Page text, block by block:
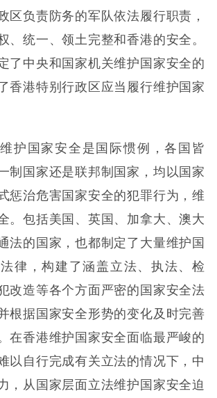
区负责防务的军队依法履行职责，
、统一、领土完整和香港的安全。
了中央和国家机关维护国家安全的
香港特别行政区应当履行维护国家
国家安全是国际惯例，各国皆
制国家还是联邦制国家，均以国家
惩治危害国家安全的犯罪行为，维
。包括美国、英国、加拿大、澳大
法的国家，也都制定了大量维护国
律，构建了涵盖立法、执法、检
改造等各个方面严密的国家安全法
根据国家安全形势的变化及时完善
在香港维护国家安全面临最严峻的
以自行完成有关立法的情况下，中
，从国家层面立法维护国家安全迫